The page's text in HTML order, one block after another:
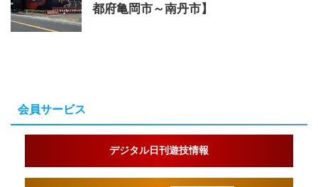
都府亀岡市～南丹市】
会員サービス
デジタル日刊遊技情報